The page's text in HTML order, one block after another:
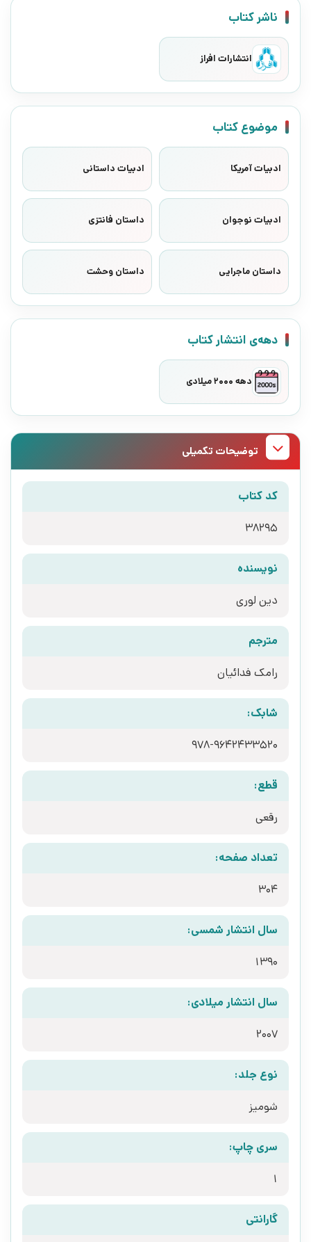
ناشر کتاب
انتشارات افراز
موضوع کتاب
ادبیات آمریکا ادبیات داستانی
ادبیات نوجوان داستان فانتزی
داستان ماجرایی داستان وحشت
دهه‌ی انتشار کتاب
دهه 2000 میلادی
توضیحات تکمیلی
کد کتاب
38295
نویسنده
دین لوری
مترجم
رامک فدائیان
شابک:
978-9642433520
قطع:
رقعی
تعداد صفحه:
304
سال انتشار شمسی:
1390
سال انتشار میلادی:
2007
نوع جلد:
شومیز
سری چاپ:
1
گارانتی